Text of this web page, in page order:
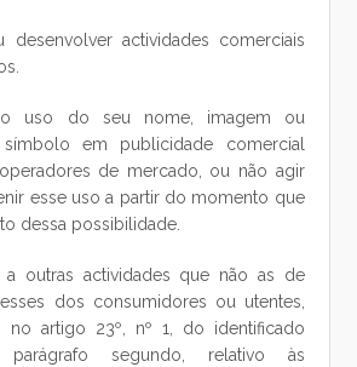
desenvolver actividades comerciais
o uso do seu nome, imagem ou
em publicidade comercial
de mercado, ou não agir
esse uso a partir do momento que
dessa possibilidade.
a outras actividades que não as de
dos consumidores ou utentes,
no artigo 23º, nº 1, do identificado
parágrafo segundo, relativo às